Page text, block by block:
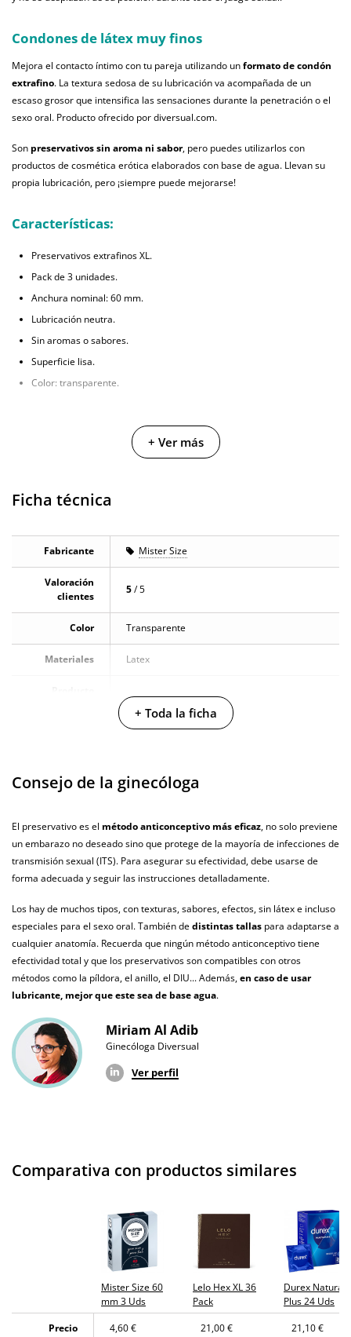
Condones de látex muy finos
Mejora el contacto íntimo con tu pareja utilizando unformato de condón
extrafino. La textura sedosa de su lubricación va acompañada de un
escaso grosor que intensifica las sensaciones durante la penetración o el
sexo oral. Producto ofrecido por diversual.com.
Son preservativos sin aroma ni sabor, pero puedes utilizarlos con
productos de cosmética erótica elaborados con base de agua. Llevan su
propia lubricación, pero ¡siempre puede mejorarse!
Características:
Preservativos extrafinos XL.
Pack de 3 unidades.
Anchura nominal: 60 mm.
Lubricación neutra.
Sin aromas o sabores.
Superficie lisa.
Color: transparente.
+ Ver más
Ficha técnica
Fabricante Mister Size
Valoración
clientes
5/ 5
Color Transparente
Materiales Latex
Envío discreto Paquete discreto y sin distintivos
Producto
original
recibo?
+ Toda la ficha
Consejo de la ginecóloga
El preservativo es el método anticonceptivo más eficaz, no solo previene
un embarazo no deseado sino que protege de la mayoría de infecciones de
transmisión sexual (ITS). Para asegurar su efectividad, debe usarse de
forma adecuada y seguir las instrucciones detalladamente.
Los hay de muchos tipos, con texturas, sabores, efectos, sin látex e incluso
especiales para el sexo oral. También dedistintas tallas para adaptarse a
cualquier anatomía. Recuerda que ningún método anticonceptivo tiene
efectividad total y que los preservativos son compatibles con otros
métodos como la píldora, el anillo, el DIU... Además,en caso de usar
lubricante, mejor que este sea de base agua.
Miriam Al Adib
Ginecóloga Diversual
Ver perfil
Comparativa con productos similares
Mister Size 60
mm 3 Uds
Lelo Hex XL 36
Pack
Durex Natural
Plus 24 Uds
Precio
4,60 € 21,00 € 21,10 €